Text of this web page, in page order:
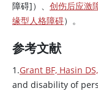
障碍]）、 创伤后应激
缘型人格障碍）。
参考文献
1.Grant BF, Hasin
and disability of